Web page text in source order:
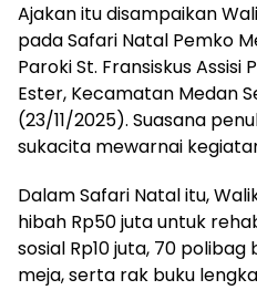
Ajakan itu disampaikan
pada Safari Natal Pemko
Paroki St. Fransiskus Assisi
Ester, Kecamatan Medan
(23/11/2025). Suasana
sukacita mewarnai
Dalam Safari Natal itu,
hibah Rp50 juta untuk
sosial Rp10 juta, 70
meja, serta rak buku